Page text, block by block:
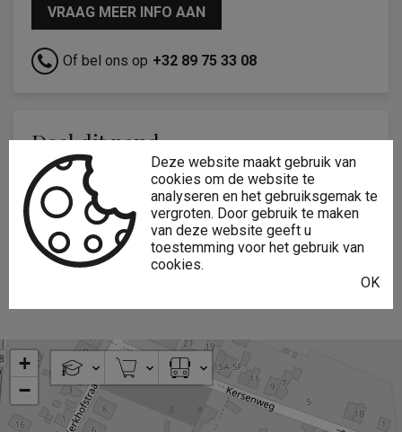
VRAAG MEER INFO AAN
Of bel ons op +32 89 75 33 08
Deel dit pand
+
−
Deze website maakt gebruik van
cookies om de website te
analyseren en het gebruiksgemak te
vergroten. Door gebruik te maken
van deze website geeft u
toestemming voor het gebruik van
cookies.
OK